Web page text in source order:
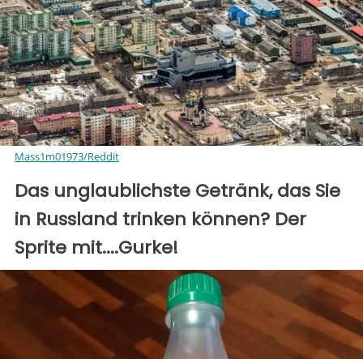
Mass1m01973/Reddit
Das unglaublichste Getränk, das Sie
in Russland trinken können? Der
Sprite mit....Gurke!